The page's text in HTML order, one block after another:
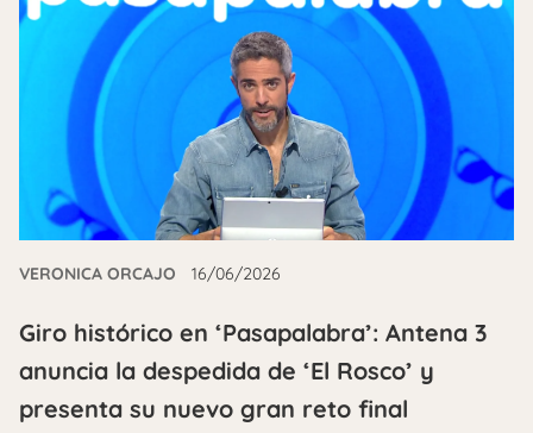
VERONICA ORCAJO 16/06/2026
Giro histórico en ‘Pasapalabra’: Antena 3
anuncia la despedida de ‘El Rosco’ y
presenta su nuevo gran reto final